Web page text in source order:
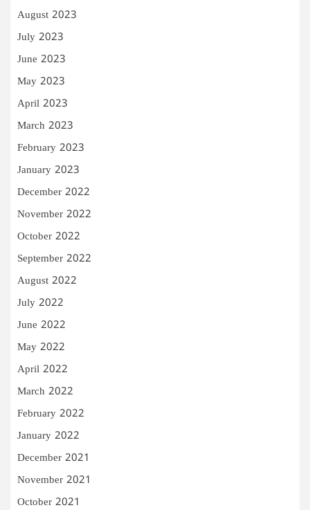
August 2023
July 2023
June 2023
May 2023
April 2023
March 2023
February 2023
January 2023
December 2022
November 2022
October 2022
September 2022
August 2022
July 2022
June 2022
May 2022
April 2022
March 2022
February 2022
January 2022
December 2021
November 2021
October 2021